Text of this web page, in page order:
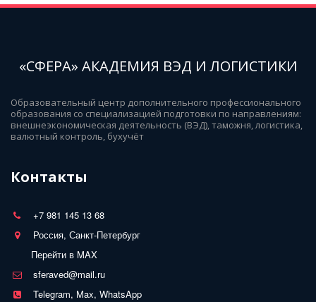
«СФЕРА» АКАДЕМИЯ ВЭД И ЛОГИСТИКИ
Образовательный центр дополнительного профессионального
образования со специализацией подготовки по направлениям:
внешнеэкономическая деятельность (ВЭД), таможня, логистика,
валютный контроль, бухучёт
Контакты
+7 981 145 13 68
Россия, Санкт-Петербург
Перейти в MAX
sferaved@mail.ru
Telegram, Max, WhatsApp